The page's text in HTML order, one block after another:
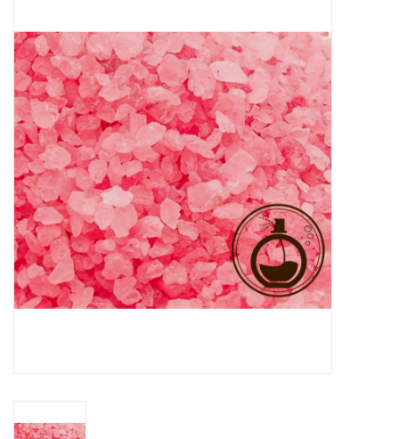
Skin Collection
Soap
Verpakking
Reviews
Women's Collection
Blogs